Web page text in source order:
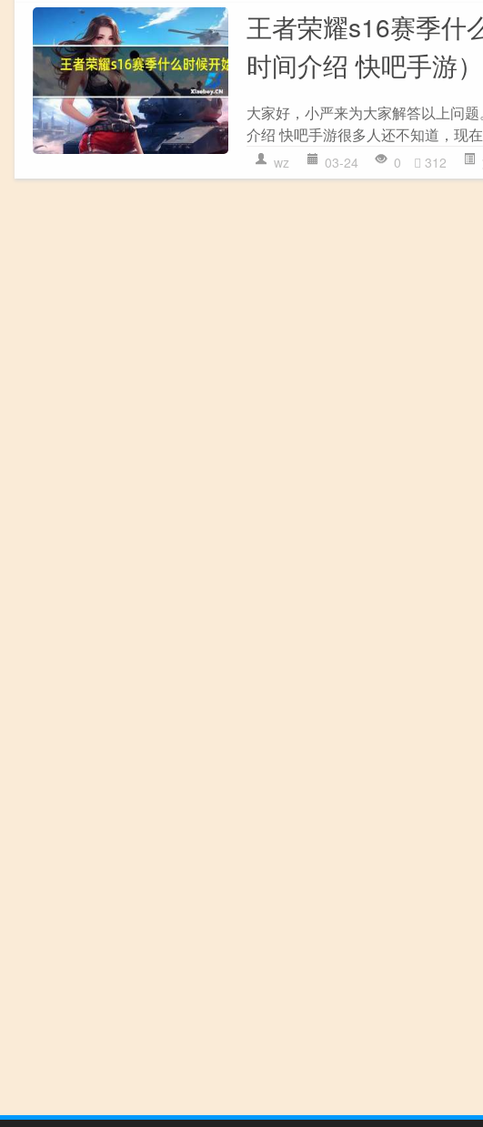
王者荣耀s16赛季什
时间介绍 快吧手游）
大家好，小严来为大家解答以上问
介绍 快吧手游很多人还不知道，现
wz 03-24 0 312